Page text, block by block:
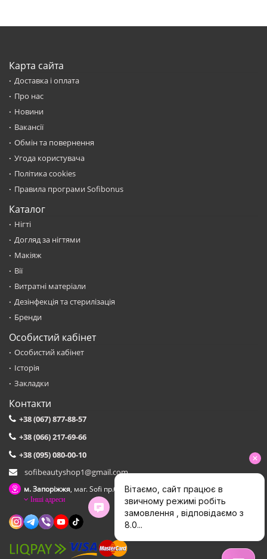
Карта сайта
Доставка і оплата
Про нас
Новини
Вакансії
Обмін та повернення
Угода користувача
Політика cookies
Правила програми Sofibonus
Каталог
Нігті
Догляд за нігтями
Макіяж
Вії
Витратні матеріали
Дезінфекція та стерилізація
Бренди
Особистий кабінет
Особистий кабінет
Історія
Закладки
Контакти
+38 (067) 877-88-57
+38 (066) 217-69-66
+38 (095) 080-00-10
sofibeautyshop1@gmail.com
м. Запоріжжя, маг. Sofi пр.Соборний,153 зуп. Сталеварiв
Інші адреси